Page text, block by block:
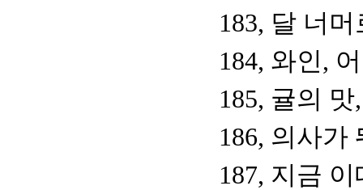
183, 달 너
184, 와인,
185, 귤의
186, 의사가
187, 지금